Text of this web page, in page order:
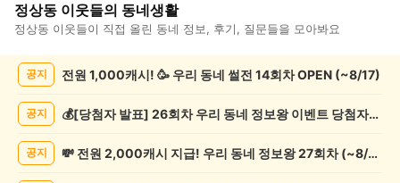
정상동 이웃들의 동네생활
정상동 이웃들이 직접 올린 동네 정보, 후기, 질문들을 모아봐요
공지 전원 1,000캐시! 🥳 우리 동네 썰전 14회차 OPEN (~8/17)
공지 💰[당첨자 발표] 26회차 우리 동네 정보왕 이벤트 당첨자를 발표합니다!
공지 💸 전원 2,000캐시 지급! 우리 동네 정보왕 27회차 (~8/10)